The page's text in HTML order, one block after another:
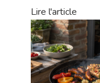
Lire l'article